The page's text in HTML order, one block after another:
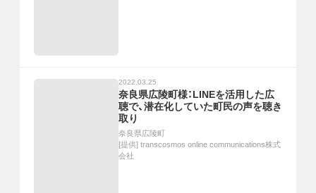
2022.03.25
奈良県広陵町様：LINEを活用した広
聴で、潜在化していた町民の声を聴き
取り
奈良県広陵町
[提供] transcosmos online communications株式
会社